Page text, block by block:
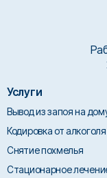
Услуги
Вывод из запоя на
Кодировка от алкоголя
Снятие похмелья
Стационарное